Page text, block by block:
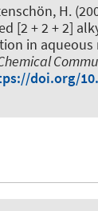
H.
[2 + 2 + 2]
in
doi.org/